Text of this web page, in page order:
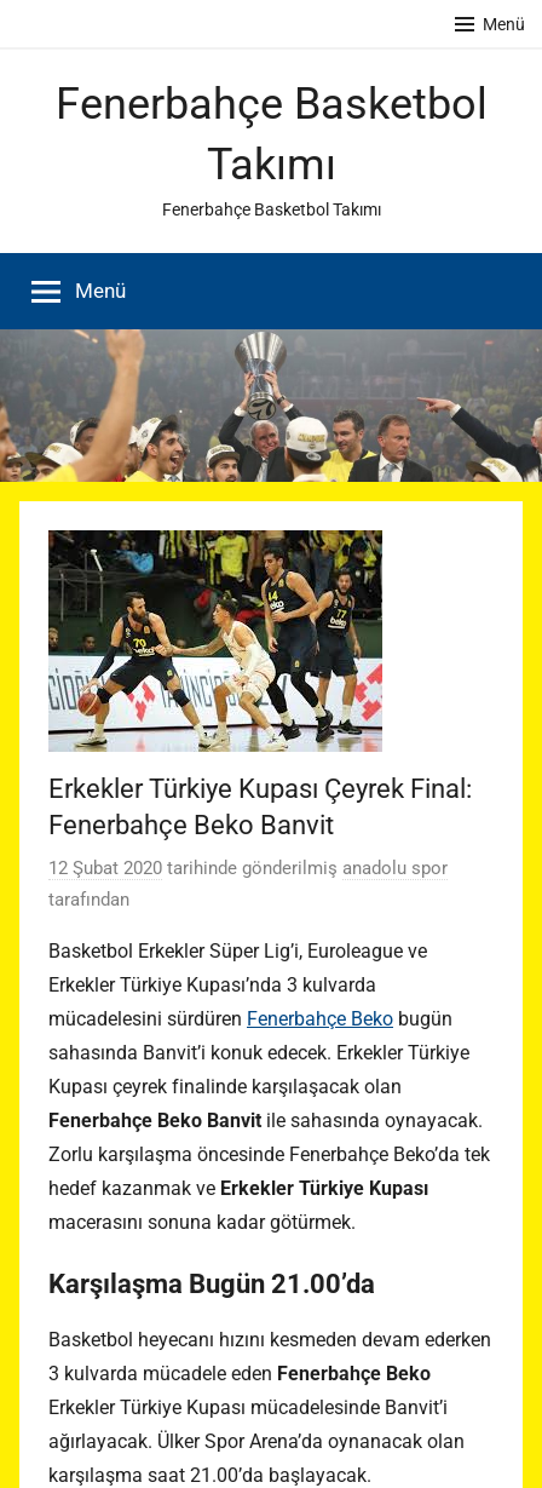
Menü
Fenerbahçe Basketbol
Takımı
Fenerbahçe Basketbol Takımı
Menü
Erkekler Türkiye Kupası Çeyrek Final:
Fenerbahçe Beko Banvit
12 Şubat 2020 tarihinde gönderilmiş anadolu spor
tarafından
Basketbol Erkekler Süper Lig’i, Euroleague ve
Erkekler Türkiye Kupası’nda 3 kulvarda
mücadelesini sürdüren Fenerbahçe Beko bugün
sahasında Banvit’i konuk edecek. Erkekler Türkiye
Kupası çeyrek finalinde karşılaşacak olan
Fenerbahçe Beko Banvit ile sahasında oynayacak.
Zorlu karşılaşma öncesinde Fenerbahçe Beko’da tek
hedef kazanmak ve Erkekler Türkiye Kupası
macerasını sonuna kadar götürmek.
Karşılaşma Bugün 21.00’da
Basketbol heyecanı hızını kesmeden devam ederken
3 kulvarda mücadele eden Fenerbahçe Beko
Erkekler Türkiye Kupası mücadelesinde Banvit’i
ağırlayacak. Ülker Spor Arena’da oynanacak olan
karşılaşma saat 21.00’da başlayacak.